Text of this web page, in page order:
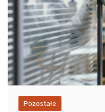
Pozostałe